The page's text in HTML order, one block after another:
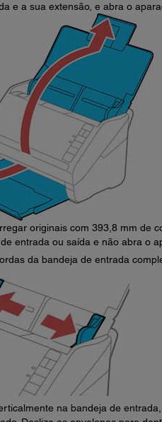
e a sua extensão, e abra o
originais com 393,8 mm de
entrada ou saída e não abra o
da bandeja de entrada
na bandeja de